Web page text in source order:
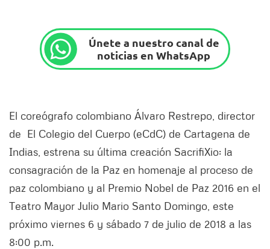
Únete a nuestro canal de
noticias en WhatsApp
El coreógrafo colombiano Álvaro Restrepo, director
de El Colegio del Cuerpo (eCdC) de Cartagena de
Indias, estrena su última creación SacrifiXio: la
consagración de la Paz en homenaje al proceso de
paz colombiano y al Premio Nobel de Paz 2016 en el
Teatro Mayor Julio Mario Santo Domingo, este
próximo viernes 6 y sábado 7 de julio de 2018 a las
8:00 p.m.